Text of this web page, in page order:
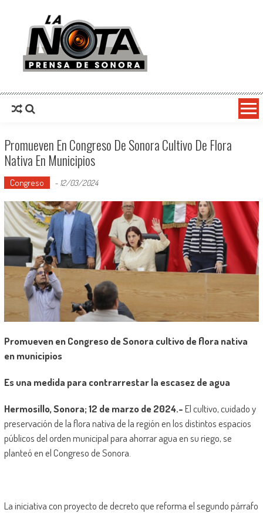
La Nota Prensa De Sonora
Promueven En Congreso De Sonora Cultivo De Flora
Nativa En Municipios
Congreso - 12/03/2024
Promueven en Congreso de Sonora cultivo de flora nativa
en municipios
Es una medida para contrarrestar la escasez de agua
Hermosillo, Sonora; 12 de marzo de 2024.-El cultivo, cuidado y
preservación de la flora nativa de la región en los distintos espacios
públicos del orden municipal para ahorrar agua en su riego, se
planteó en el Congreso de Sonora.
La iniciativa con proyecto de decreto que reforma el segundo párrafo